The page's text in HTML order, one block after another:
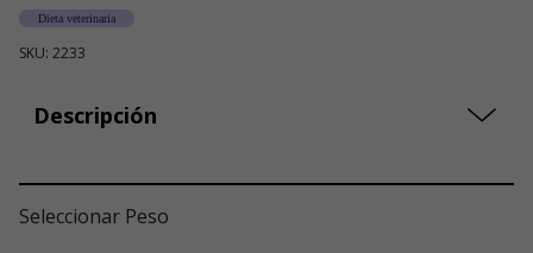
Dieta veterinaria
SKU: 2233
Descripción
Seleccionar Peso